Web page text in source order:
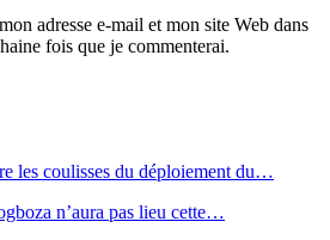
adresse e-mail et mon site Web dans
fois que je commenterai.
les coulisses du déploiement du…
n’aura pas lieu cette…